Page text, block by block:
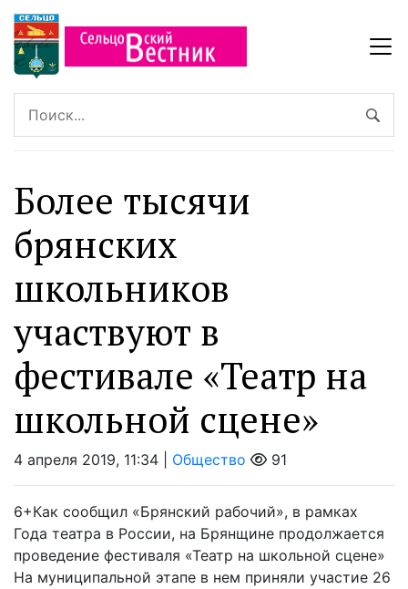
Более тысячи
брянских
школьников
участвуют в
фестивале «Театр на
школьной сцене»
4 апреля 2019, 11:34 | Общество 91
6+Как сообщил «Брянский рабочий», в рамках
Года театра в России, на Брянщине продолжается
проведение фестиваля «Театр на школьной сцене»
На муниципальной этапе в нем приняли участие 26